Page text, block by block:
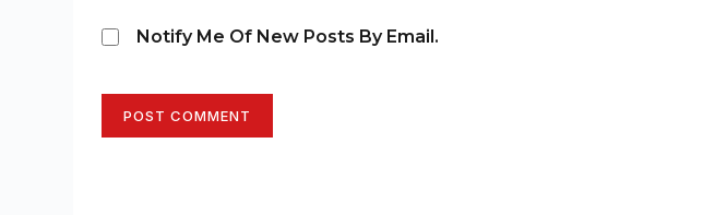
Notify Me Of New Posts By Email.
POST COMMENT